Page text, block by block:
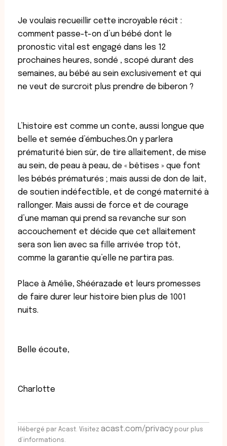
Je voulais recueillir cette incroyable récit :
comment passe-t-on d’un bébé dont le
pronostic vital est engagé dans les 12
prochaines heures, sondé , scopé durant des
semaines, au bébé au sein exclusivement et qui
ne veut de surcroit plus prendre de biberon ?
L’histoire est comme un conte, aussi longue que
belle et semée d’émbuches.On y parlera
prématurité bien sûr, de tire allaitement, de mise
au sein, de peau à peau, de « bêtises » que font
les bébés prématurés ; mais aussi de don de lait,
de soutien indéfectible, et de congé maternité à
rallonger. Mais aussi de force et de courage
d’une maman qui prend sa revanche sur son
accouchement et décide que cet allaitement
sera son lien avec sa fille arrivée trop tôt,
comme la garantie qu’elle ne partira pas.
Place à Amélie, Shéérazade et leurs promesses
de faire durer leur histoire bien plus de 1001
nuits.
Belle écoute,
Charlotte
Hébergé par Acast. Visitez acast.com/privacypour plus
d’informations.